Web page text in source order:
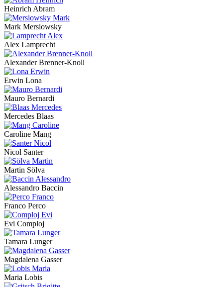
Heinrich Abram
Mark Mersiowsky
Alex Lamprecht
Alexander Brenner-Knoll
Erwin Lona
Mauro Bernardi
Mercedes Blaas
Caroline Mang
Nicol Santer
Martin Sölva
Alessandro Baccin
Franco Perco
Evi Comploj
Tamara Lunger
Magdalena Gasser
Maria Lobis